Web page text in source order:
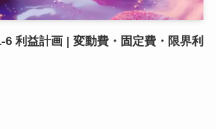
6 利益計画 | 変動費・固定費・限界利